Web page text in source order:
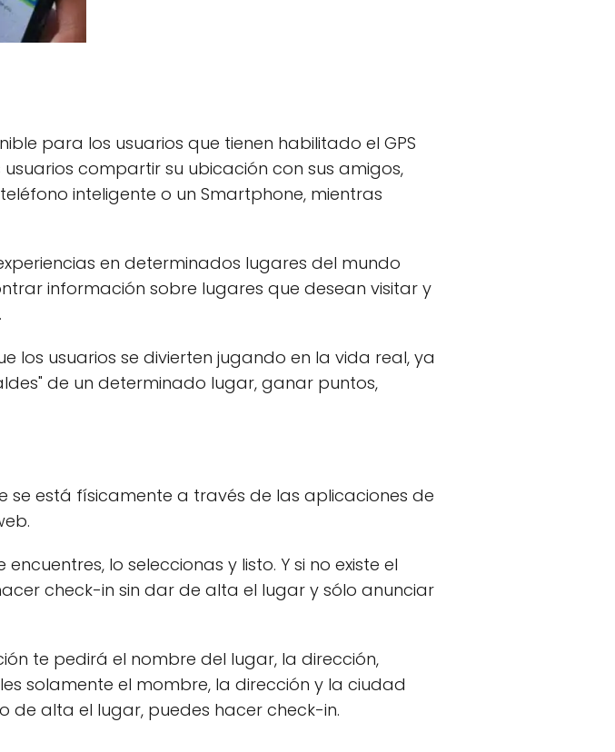
para los usuarios que tienen habilitado el GPS
compartir su ubicación con sus amigos,
inteligente o un Smartphone, mientras
en determinados lugares del mundo
información sobre lugares que desean visitar y
los usuarios se divierten jugando en la vida real, ya
de un determinado lugar, ganar puntos,
se está físicamente a través de las aplicaciones de
lo seleccionas y listo. Y si no existe el
check-in sin dar de alta el lugar y sólo anunciar
te pedirá el nombre del lugar, la dirección,
solamente el mombre, la dirección y la ciudad
de alta el lugar, puedes hacer check-in.